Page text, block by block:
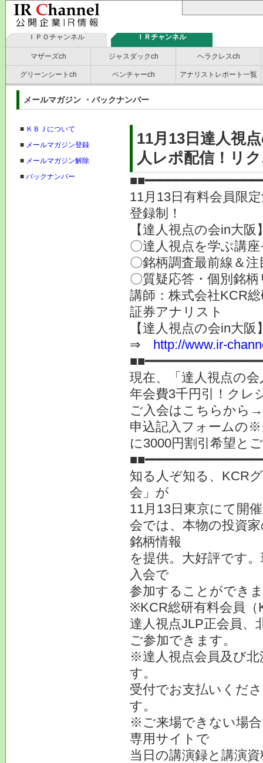
ＩＰＯチャンネル ＩＲチャンネル
マザーズch ジャスダックch ヘラクレスch
グリーンシートch ベンチャーch アナリストレポート一覧
メールマガジン ・バックナンバー
■ ＫＢＪについて
■ メールマガジン登録
■ メールマガジン解除
■ バックナンバー
11月13日達人視
人レポ配信！リ
11月13日有料会員限
登録制！
【達人視点の会in
〇達人視点を学ぶ講
〇銘柄調査最前線＆
〇質疑応答・個別銘
講師：株式会社KCR
証券アナリス
【達人視点の会in大
⇒ http://www.ir-
現在、「達人視点の
年会費3千円引！クレ
ご入会はこちらか
申込記入フォームの
に3000円割引希望と
知る人ぞ知る、KCR
会」が
11月13日東京にて開
会では、本物の投資
銘柄情報
を提供。大好評です
入会で
参加することができ
※KCR総研有料会員（
達人視点JLP正会員、
ご参加できます。
※達人視点会員及び
す。
受付でお支払いくだ
す。
※ご来場できない場
専用サイトで
当日の講演録と講演